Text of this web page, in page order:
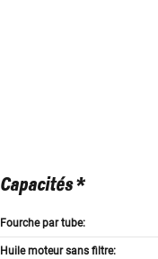
Capacités *
Fourche par tube:
Huile moteur sans filtre: